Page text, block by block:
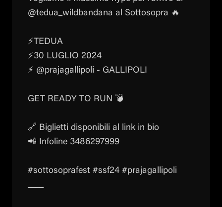
@tedua_wildbandana al Sottosopra 🔥
⚡️TEDUA
⚡️30 LUGLIO 2024
⚡️ @prajagallipoli - GALLIPOLI
GET READY TO RUN 💣
🔗 Biglietti disponibili al link in bio
📲 Infoline 3486297999
#sottosoprafest #ssf24 #prajagallipoli
____